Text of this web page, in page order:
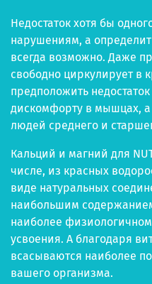
Недостаток хотя бы
нарушениям, а
всегда возможно. Даже
свободно циркулирует в
предположить
дискомфорту в мышцах, а
людей среднего и
Кальций и магний для
числе, из красных
виде натуральных
наибольшим
наиболее
усвоения. А благодаря
всасываются наиболее
вашего организма.